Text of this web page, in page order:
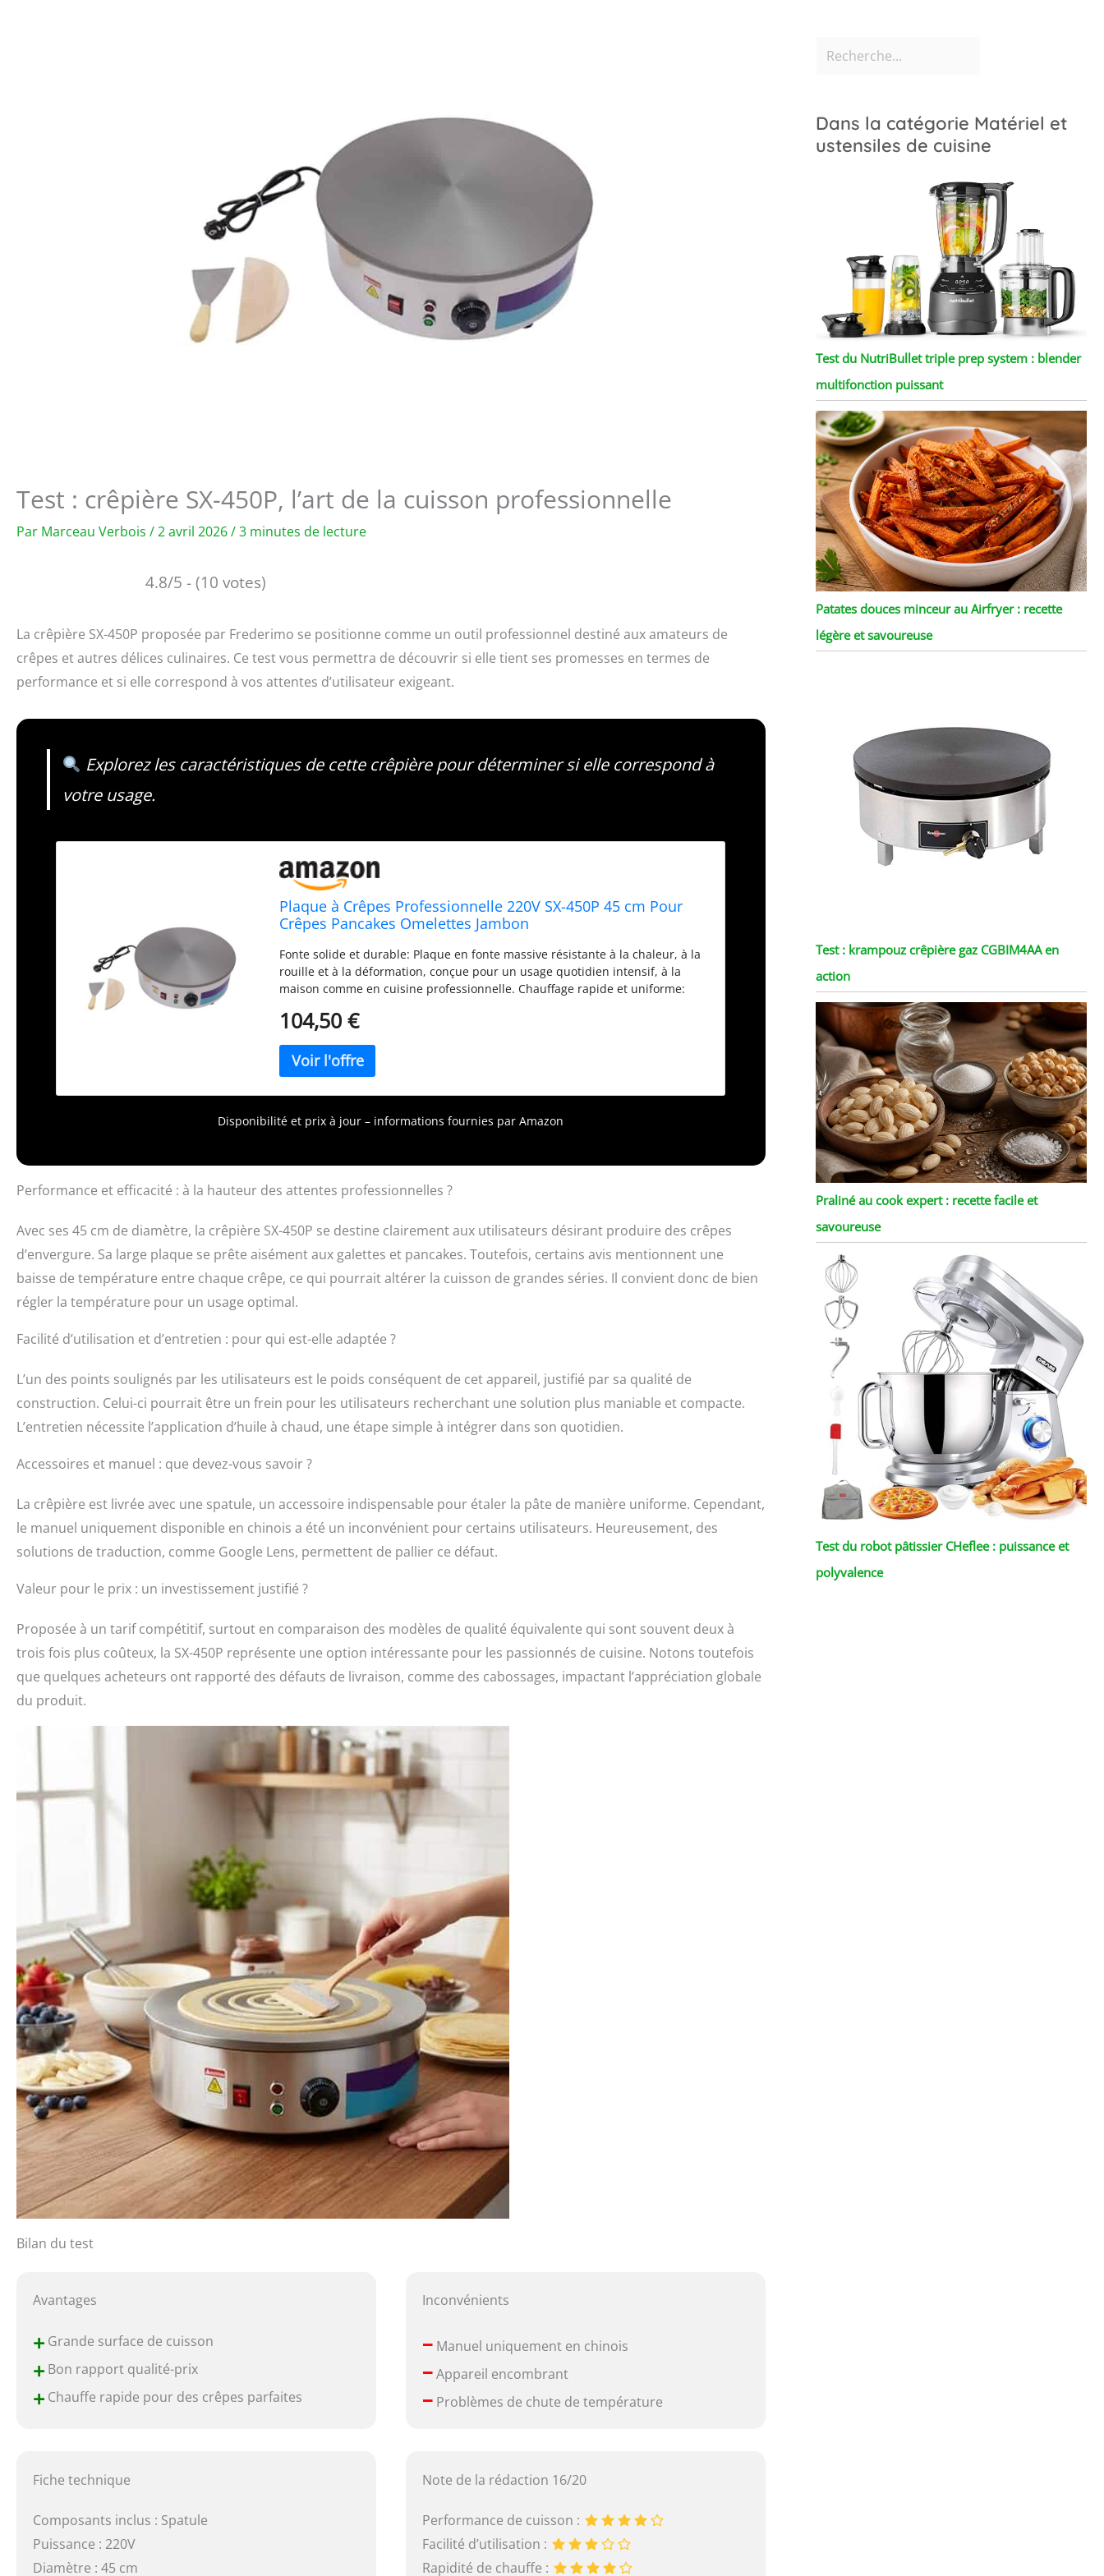
Test : crêpière SX-450P, l’art de la cuisson professionnelle
Par Marceau Verbois /2 avril 2026/3 minutes de lecture
4.8/5 - (10 votes)
La crêpière SX-450P proposée par Frederimo se positionne comme un outil professionnel destiné aux amateurs de
crêpes et autres délices culinaires. Ce test vous permettra de découvrir si elle tient ses promesses en termes de
performance et si elle correspond à vos attentes d’utilisateur exigeant.
Explorez les caractéristiques de cette crêpière pour déterminer si elle correspond à
votre usage.
Plaque à Crêpes Professionnelle 220V SX-450P 45 cm Pour
Crêpes Pancakes Omelettes Jambon
Fonte solide et durable: Plaque en fonte massive résistante à la chaleur, à la
rouille et à la déformation, conçue pour un usage quotidien intensif, à la
maison comme en cuisine professionnelle. Chauffage rapide et uniforme:
en température éclair et répartition homogène de la chaleur pour des crêpes
Contrôle simple de 50 °C à 300 °C grâce à un bouton dédié, avec voyants de
fonctionnement pour une utilisation sûre et une cuisson adaptée à chaque
recette. Pratique et facile à nettoyer: Aucun montage : branchez, réglez,
simplement avec un chiffon doux sec après refroidissement. Polyvalent et
104,50 €
Disponibilité et prix à jour – informations fournies par Amazon
Performance et efficacité : à la hauteur des attentes professionnelles ?
Avec ses 45 cm de diamètre, la crêpière SX-450P se destine clairement aux utilisateurs désirant produire des crêpes
d’envergure. Sa large plaque se prête aisément aux galettes et pancakes. Toutefois, certains avis mentionnent une
baisse de température entre chaque crêpe, ce qui pourrait altérer la cuisson de grandes séries. Il convient donc de bien
régler la température pour un usage optimal.
Facilité d’utilisation et d’entretien : pour qui est-elle adaptée ?
L’un des points soulignés par les utilisateurs est le poids conséquent de cet appareil, justifié par sa qualité de
construction. Celui-ci pourrait être un frein pour les utilisateurs recherchant une solution plus maniable et compacte.
L’entretien nécessite l’application d’huile à chaud, une étape simple à intégrer dans son quotidien.
Accessoires et manuel : que devez-vous savoir ?
La crêpière est livrée avec une spatule, un accessoire indispensable pour étaler la pâte de manière uniforme. Cependant,
le manuel uniquement disponible en chinois a été un inconvénient pour certains utilisateurs. Heureusement, des
solutions de traduction, comme Google Lens, permettent de pallier ce défaut.
Valeur pour le prix : un investissement justifié ?
Proposée à un tarif compétitif, surtout en comparaison des modèles de qualité équivalente qui sont souvent deux à
trois fois plus coûteux, la SX-450P représente une option intéressante pour les passionnés de cuisine. Notons toutefois
que quelques acheteurs ont rapporté des défauts de livraison, comme des cabossages, impactant l’appréciation globale
du produit.
Bilan du test
Avantages
+ Grande surface de cuisson
+ Bon rapport qualité-prix
+ Chauffe rapide pour des crêpes parfaites
Inconvénients
– Manuel uniquement en chinois
–Appareil encombrant
– Problèmes de chute de température
Fiche technique
Composants inclus : Spatule
Puissance : 220V
Diamètre : 45 cm
Note de la rédaction 16/20
Performance de cuisson :
Facilité d’utilisation :
Rapidité de chauffe :
Dans la catégorie Matériel et
ustensiles de cuisine
Test du NutriBullet triple prep system : blender
multifonction puissant
Patates douces minceur au Airfryer : recette
légère et savoureuse
Test : krampouz crêpière gaz CGBIM4AA en
action
Praliné au cook expert : recette facile et
savoureuse
Test du robot pâtissier CHeflee : puissance et
polyvalence